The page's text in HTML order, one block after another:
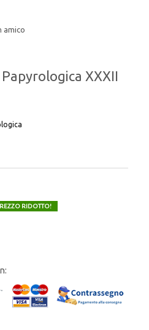
II
STUDI E RICERCHE
amico
XXXII
RIDOTTO!